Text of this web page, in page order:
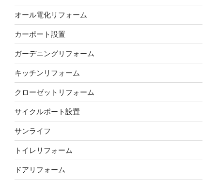
オール電化リフォーム
カーポート設置
ガーデニングリフォーム
キッチンリフォーム
クローゼットリフォーム
サイクルポート設置
サンライフ
トイレリフォーム
ドアリフォーム